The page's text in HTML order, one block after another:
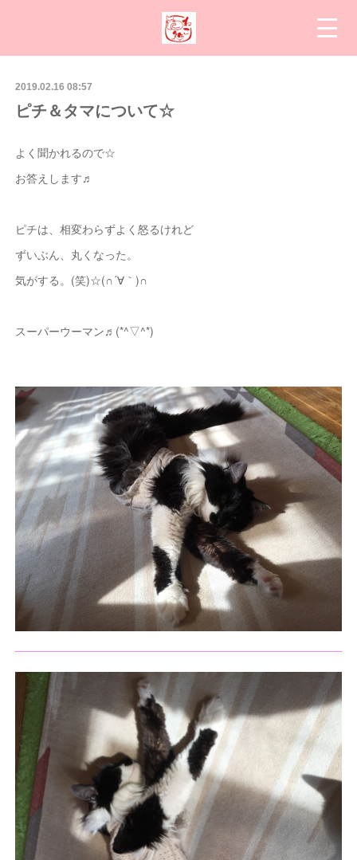
2019.02.16 08:57
ピチ＆タマについて☆
よく聞かれるので☆
お答えします♬
ピチは、相変わらずよく怒るけれど
ずいぶん、丸くなった。
気がする。(笑)☆(∩´∀｀)∩
スーパーウーマン♬(*^▽^*)